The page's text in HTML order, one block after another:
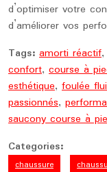
d’optimiser votre
d’améliorer vos
Tags: amorti réactif,
confort, course à
esthétique, foulée
passionnés,
saucony course à
Categories:
chaussure